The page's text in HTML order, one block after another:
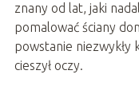
znany od lat, jaki
pomalować ściany
powstanie niezwykły
cieszył oczy.